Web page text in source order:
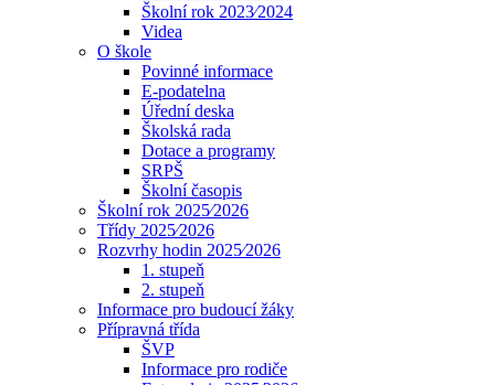
Školní rok 2023⁄2024
Videa
O škole
Povinné informace
E-podatelna
Úřední deska
Školská rada
Dotace a programy
SRPŠ
Školní časopis
Školní rok 2025⁄2026
Třídy 2025⁄2026
Rozvrhy hodin 2025⁄2026
1. stupeň
2. stupeň
Informace pro budoucí žáky
Přípravná třída
ŠVP
Informace pro rodiče